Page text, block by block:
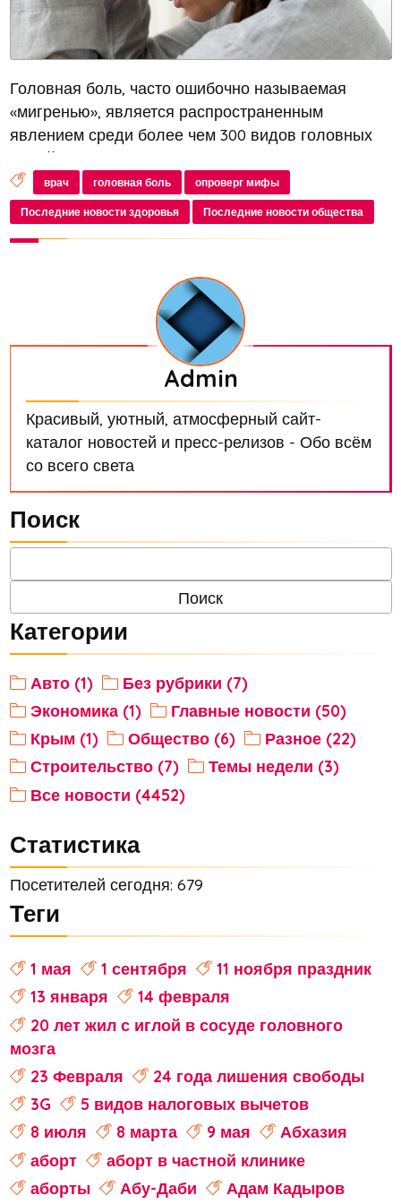
Головная боль, часто ошибочно называемая
«мигренью», является распространенным
явлением среди более чем 300 видов головных
болей. Невролог и цефалголог Кирилл
Скоробогатых поделился подробностями на эту
тему. Он отметил, что головные боли обычно
связ...
врач головная боль опроверг мифы
Последние новости здоровья Последние новости общества
Admin
Красивый, уютный, атмосферный сайт-
каталог новостей и пресс-релизов - Обо всём
со всего света
Поиск
Категории
Авто (1)
Без рубрики (7)
Экономика (1)
Главные новости (50)
Крым (1)
Общество (6)
Разное (22)
Строительство (7)
Темы недели (3)
Все новости (4452)
Статистика
Посетителей сегодня: 679
Теги
1 мая 1 сентября
11 ноября праздник
13 января
14 февраля
20 лет жил с иглой в сосуде головного
мозга
23 Февраля
24 года лишения свободы
3G
5 видов налоговых вычетов
8 июля
8 марта 9 мая
Абхазия
аборт
аборт в частной клинике
аборты
Абу-Даби Адам Кадыров